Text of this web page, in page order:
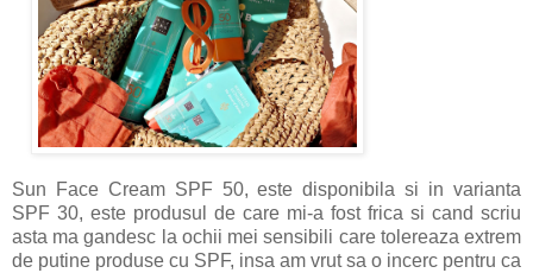
Sun Face Cream SPF 50, este disponibila si in varianta
SPF 30, este produsul de care mi-a fost frica si cand scriu
asta ma gandesc la ochii mei sensibili care tolereaza extrem
de putine produse cu SPF, insa am vrut sa o incerc pentru ca